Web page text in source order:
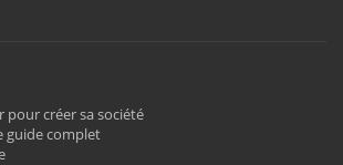
pour créer sa société
guide complet